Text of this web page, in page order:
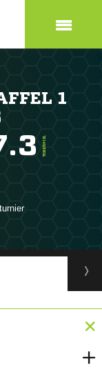
1
TORE/SPIEL